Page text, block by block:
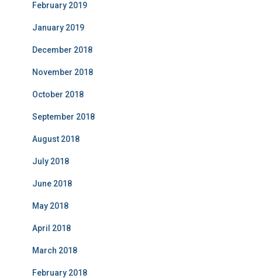
February 2019
January 2019
December 2018
November 2018
October 2018
September 2018
August 2018
July 2018
June 2018
May 2018
April 2018
March 2018
February 2018